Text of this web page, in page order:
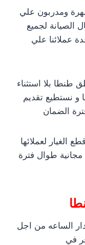
ومدربون علي
الصيانة لجميع
عملائنا علي
بلا استثناء
و نستطيع تقديم
الضمان
الغيار لعملائها
مجانية طوال فترة
الساعه من اجل
في